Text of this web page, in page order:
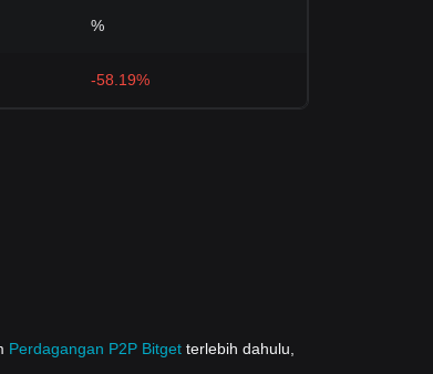
%
-58.19%
Perdagangan P2P Bitget terlebih dahulu,